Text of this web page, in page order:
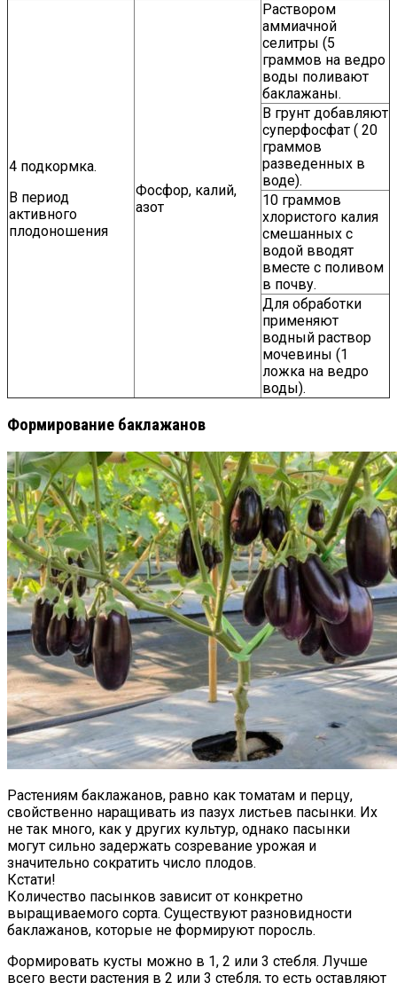
4 подкормка.
В период
активного
плодоношения
Фосфор, калий,
азот
Раствором
аммиачной
селитры (5
граммов на ведро
воды поливают
баклажаны.
В грунт добавляют
суперфосфат ( 20
граммов
разведенных в
воде).
10 граммов
хлористого калия
смешанных с
водой вводят
вместе с поливом
в почву.
Для обработки
применяют
водный раствор
мочевины (1
ложка на ведро
воды).
Формирование баклажанов
Растениям баклажанов, равно как томатам и перцу,
свойственно наращивать из пазух листьев пасынки. Их
не так много, как у других культур, однако пасынки
могут сильно задержать созревание урожая и
значительно сократить число плодов.
Кстати!
Количество пасынков зависит от конкретно
выращиваемого сорта. Существуют разновидности
баклажанов, которые не формируют поросль.
Формировать кусты можно в 1, 2 или 3 стебля. Лучше
всего вести растения в 2 или 3 стебля, то есть оставляют